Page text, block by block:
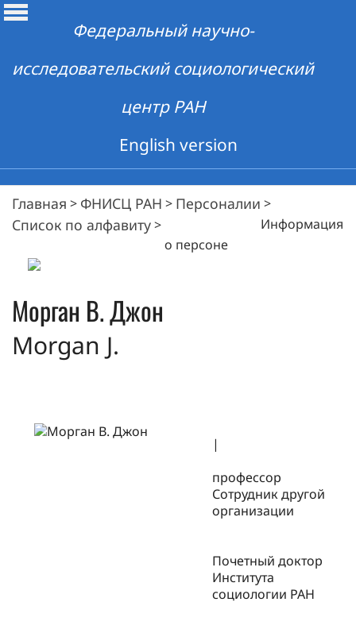
Федеральный научно-
исследовательский социологический
центр РАН
English version
Главная > ФНИСЦ РАН > Персоналии >
Список по алфавиту>
Информация
о персоне
Морган В. Джон
Morgan J.
|
профессор
Сотрудник другой
организации
Почетный доктор
Института
социологии РАН